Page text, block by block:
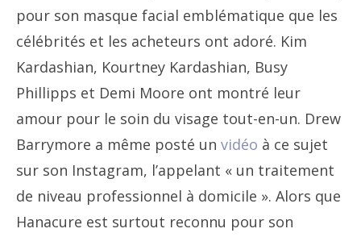
pour son masque facial emblématique que les
célébrités et les acheteurs ont adoré. Kim
Kardashian, Kourtney Kardashian, Busy
Phillipps et Demi Moore ont montré leur
amour pour le soin du visage tout-en-un. Drew
Barrymore a même posté un vidéo à ce sujet
sur son Instagram, l’appelant « un traitement
de niveau professionnel à domicile ». Alors que
Hanacure est surtout reconnu pour son